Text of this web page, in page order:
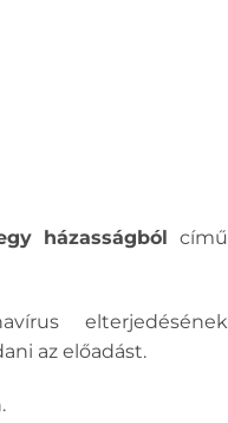
házasságból című
elterjedésének
az előadást.